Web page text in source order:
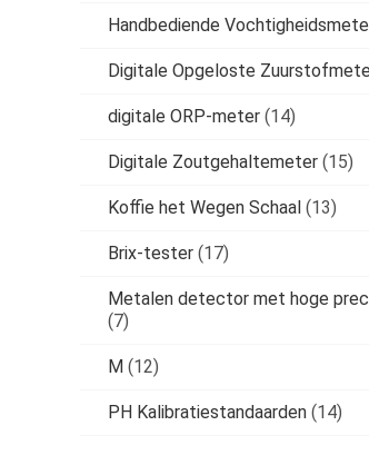
Handbediende
Digitale Opgeloste
digitale ORP-meter (14)
Digitale Zoutgehaltemeter (15)
Koffie het Wegen Schaal (13)
Brix-tester (17)
Metalen detector met hoge
(7)
M (12)
PH Kalibratiestandaarden (14)